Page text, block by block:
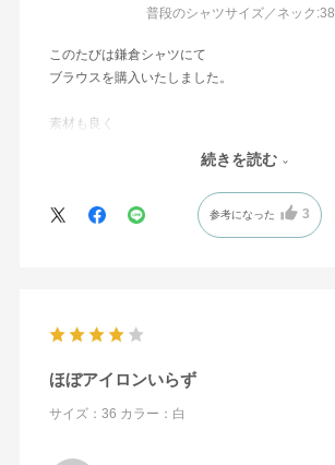
普段のシャツサイズ／ネック:38
このたびは鎌倉シャツにて
ブラウスを購入いたしました。
素材も良く
素材の配分が考えられており、
縫製も美しくタックがズレもありません
背広と合わせたときに
また、ぜひとも、鎌倉シャツにて
続きを読む
参考になった 3
ほぼアイロンいらず
サイズ：36 カラー：白